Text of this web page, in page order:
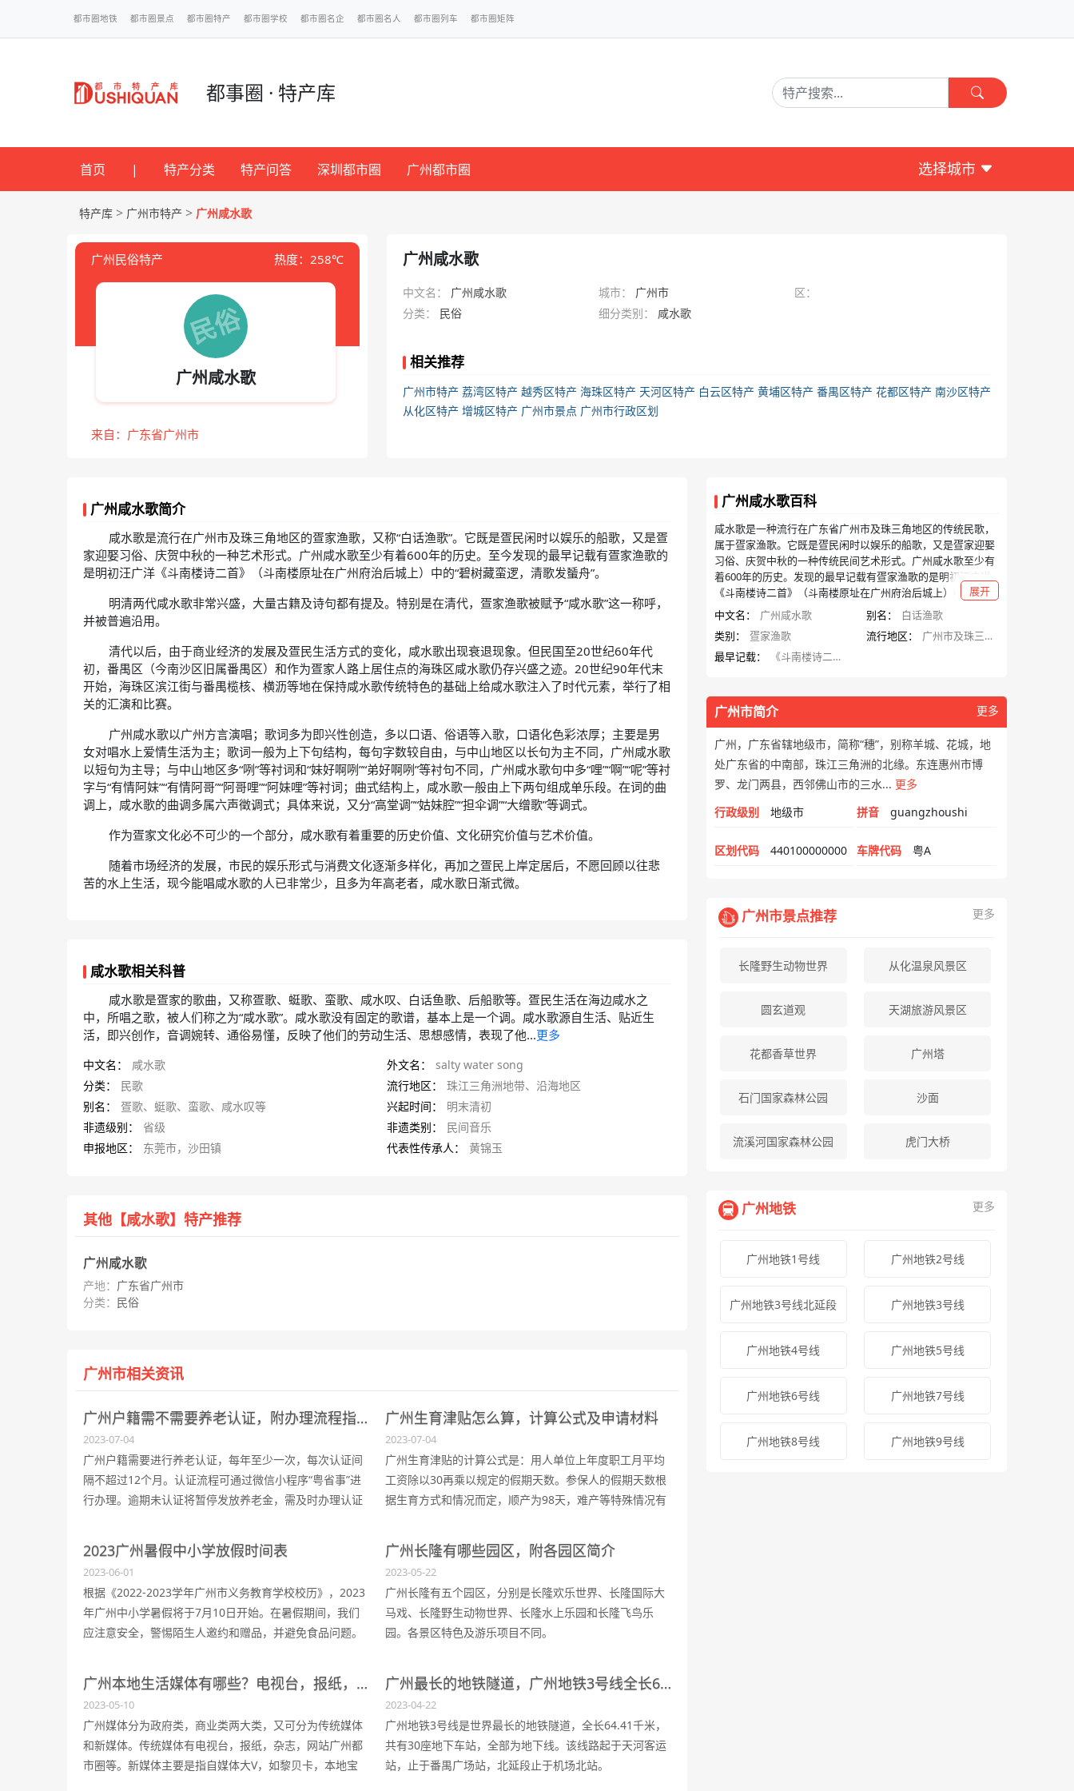
都市圈地铁 都市圈景点 都市圈特产 都市圈学校 都市圈名企 都市圈名人 都市圈列车 都市圈矩阵
都事圈 · 特产库
首页 | 特产分类 特产问答 深圳都市圈 广州都市圈 选择城市
特产库 > 广州市特产 > 广州咸水歌
广州民俗特产 热度：258℃
广州咸水歌
来自：广东省广州市
广州咸水歌
中文名： 广州咸水歌 城市： 广州市
区：
分类：
民俗 细分类别： 咸水歌
相关推荐
广州市特产 荔湾区特产 越秀区特产 海珠区特产 天河区特产 白云区特产 黄埔区特产 番禺区特产 花都区特产 南沙区特产
从化区特产 增城区特产 广州市景点 广州市行政区划
广州咸水歌简介
咸水歌是流行在广州市及珠三角地区的疍家渔歌，又称“白话渔歌”。它既是疍民闲时以娱乐的船歌，又是疍
家迎娶习俗、庆贺中秋的一种艺术形式。广州咸水歌至少有着600年的历史。至今发现的最早记载有疍家渔歌的
是明初汪广洋《斗南楼诗二首》（斗南楼原址在广州府治后城上）中的“碧树藏蛮逻，清歌发蜑舟”。
明清两代咸水歌非常兴盛，大量古籍及诗句都有提及。特别是在清代，疍家渔歌被赋予“咸水歌”这一称呼，
并被普遍沿用。
清代以后，由于商业经济的发展及疍民生活方式的变化，咸水歌出现衰退现象。但民国至20世纪60年代
初，番禺区（今南沙区旧属番禺区）和作为疍家人路上居住点的海珠区咸水歌仍存兴盛之迹。20世纪90年代末
开始，海珠区滨江街与番禺榄核、横沥等地在保持咸水歌传统特色的基础上给咸水歌注入了时代元素，举行了相
关的汇演和比赛。
广州咸水歌以广州方言演唱；歌词多为即兴性创造，多以口语、俗语等入歌，口语化色彩浓厚；主要是男
女对唱水上爱情生活为主；歌词一般为上下句结构，每句字数较自由，与中山地区以长句为主不同，广州咸水歌
以短句为主导；与中山地区多“咧”等衬词和“妹好啊咧”“弟好啊咧”等衬句不同，广州咸水歌句中多“哩”“啊”“呢”等衬
字与“有情阿妹”“有情阿哥”“阿哥哩”“阿妹哩”等衬词；曲式结构上，咸水歌一般由上下两句组成单乐段。在词的曲
调上，咸水歌的曲调多属六声徵调式；具体来说，又分“高堂调”“姑妹腔”“担伞调”“大缯歌”等调式。
作为疍家文化必不可少的一个部分，咸水歌有着重要的历史价值、文化研究价值与艺术价值。
随着市场经济的发展，市民的娱乐形式与消费文化逐渐多样化，再加之疍民上岸定居后，不愿回顾以往悲
苦的水上生活，现今能唱咸水歌的人已非常少，且多为年高老者，咸水歌日渐式微。
咸水歌相关科普
咸水歌是疍家的歌曲，又称疍歌、蜓歌、蛮歌、咸水叹、白话鱼歌、后船歌等。疍民生活在海边咸水之
中，所唱之歌，被人们称之为“咸水歌”。咸水歌没有固定的歌谱，基本上是一个调。咸水歌源自生活、贴近生
活，即兴创作，音调婉转、通俗易懂，反映了他们的劳动生活、思想感情，表现了他...更多
中文名： 咸水歌 外文名：
salty water song
分类：
民歌 流行地区：
珠江三角洲地带、沿海地区
别名：
疍歌、蜓歌、蛮歌、咸水叹等 兴起时间：
明末清初
非遗级别：
省级 非遗类别：
民间音乐
申报地区：
东莞市，沙田镇 代表性传承人： 黄锦玉
其他【咸水歌】特产推荐
广州咸水歌
产地： 广东省广州市
分类： 民俗
广州市相关资讯
广州户籍需不需要养老认证，附办理流程指南
2023-07-04
广州户籍需要进行养老认证，每年至少一次，每次认证间
隔不超过12个月。认证流程可通过微信小程序“粤省事”进
行办理。逾期未认证将暂停发放养老金，需及时办理认证
广州生育津贴怎么算，计算公式及申请材料
2023-07-04
广州生育津贴的计算公式是：用人单位上年度职工月平均
工资除以30再乘以规定的假期天数。参保人的假期天数根
据生育方式和情况而定，顺产为98天，难产等特殊情况有
生育奖励假期和其他特殊假期，参保人不享受生育津贴。
如果国家、省、市有新规定，按照规定执行。
2023广州暑假中小学放假时间表
2023-06-01
根据《2022-2023学年广州市义务教育学校校历》，2023
年广州中小学暑假将于7月10日开始。在暑假期间，我们
应注意安全，警惕陌生人邀约和赠品，并避免食品问题。
广州长隆有哪些园区，附各园区简介
2023-05-22
广州长隆有五个园区，分别是长隆欢乐世界、长隆国际大
马戏、长隆野生动物世界、长隆水上乐园和长隆飞鸟乐
园。各景区特色及游乐项目不同。
广州本地生活媒体有哪些？电视台，报纸，杂志及网络媒体都在这里
2023-05-10
广州媒体分为政府类，商业类两大类，又可分为传统媒体
和新媒体。传统媒体有电视台，报纸，杂志，网站广州都
市圈等。新媒体主要是指自媒体大V，如黎贝卡，本地宝
广州最长的地铁隧道，广州地铁3号线全长64.41千米
2023-04-22
广州地铁3号线是世界最长的地铁隧道，全长64.41千米，
共有30座地下车站，全部为地下线。该线路起于天河客运
站，止于番禺广场站，北延段止于机场北站。
广州咸水歌百科
咸水歌是一种流行在广东省广州市及珠三角地区的传统民歌，
属于疍家渔歌。它既是疍民闲时以娱乐的船歌，又是疍家迎娶
习俗、庆贺中秋的一种传统民间艺术形式。广州咸水歌至少有
着600年的历史。发现的最早记载有疍家渔歌的是明初汪广洋
《斗南楼诗二首》（斗南楼原址在广州府治后城上）中的“碧树
藏蛮逻，清歌发蜑舟”。
展开
中文名：
广州咸水歌 别名：
白话渔歌
类别：
疍家渔歌 流行地区：
广州市及珠三角地区
最早记载：
《斗南楼诗二首》
广州市简介 更多
广州，广东省辖地级市，简称“穗”，别称羊城、花城，地
处广东省的中南部，珠江三角洲的北缘。东连惠州市博
罗、龙门两县，西邻佛山市的三水... 更多
行政级别
地级市 拼音 guangzhoushi
区划代码 440100000000 车牌代码 粤A
广州市景点推荐 更多
长隆野生动物世界 从化温泉风景区
圆玄道观 天湖旅游风景区
花都香草世界 广州塔
石门国家森林公园 沙面
流溪河国家森林公园 虎门大桥
广州地铁 更多
广州地铁1号线 广州地铁2号线
广州地铁3号线北延段 广州地铁3号线
广州地铁4号线 广州地铁5号线
广州地铁6号线 广州地铁7号线
广州地铁8号线 广州地铁9号线